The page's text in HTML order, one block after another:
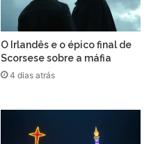
O Irlandês e o épico final de
Scorsese sobre a máfia
4 dias atrás